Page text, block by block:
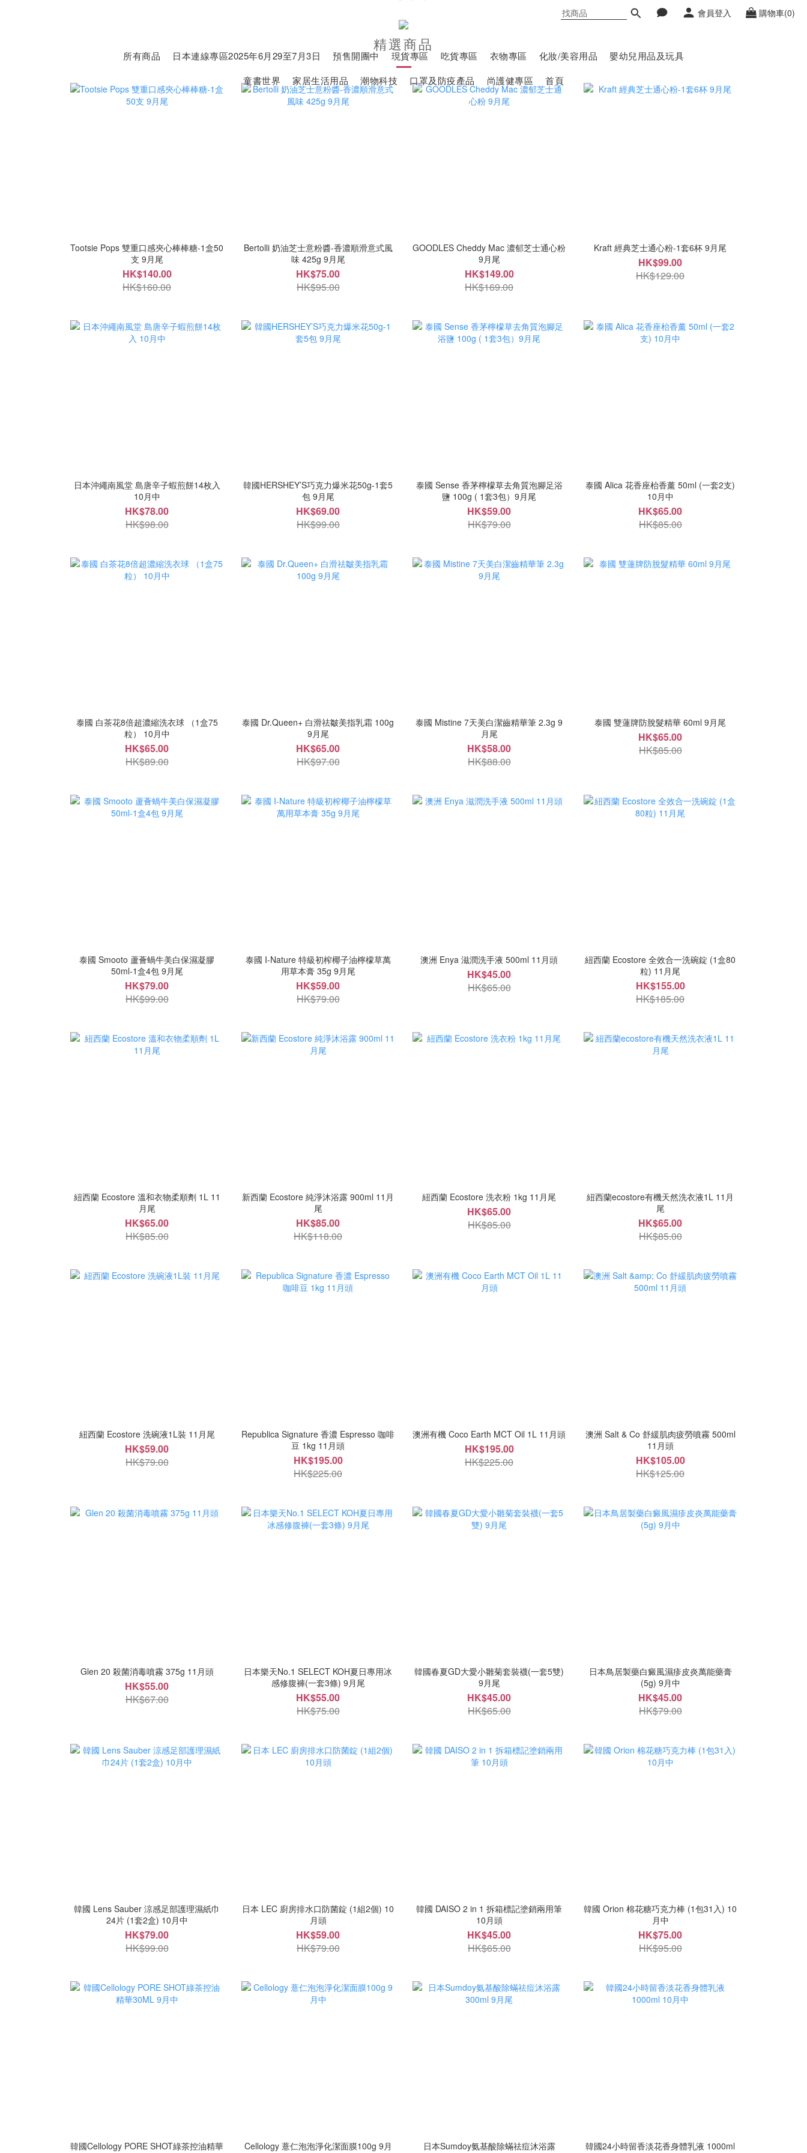
會員登入 購物車(0)
所有商品 日本連線專區2025年6月29至7月3日 預售開團中 現貨專區 吃貨專區 衣物專區 化妝/美容用品
嬰幼兒用品及玩具
童書世界
家居生活用品 潮物科技 口罩及防疫產品 尚護健專區 首頁
精選商品
Tootsie Pops 雙重口感夾心棒棒糖-1盒50
支 9月尾
HK$140.00
HK$160.00
Bertolli 奶油芝士意粉醬-香濃順滑意式風
味 425g 9月尾
HK$75.00
HK$95.00
GOODLES Cheddy Mac 濃郁芝士通心粉
9月尾
HK$149.00
HK$169.00
Kraft 經典芝士通心粉-1套6杯 9月尾
HK$99.00
HK$129.00
日本沖繩南風堂 島唐辛子蝦煎餅14枚入
10月中
HK$78.00
HK$98.00
韓國HERSHEY’S巧克力爆米花50g-1套5
包 9月尾
HK$69.00
HK$99.00
泰國 Sense 香茅檸檬草去角質泡腳足浴
鹽 100g ( 1套3包）9月尾
HK$59.00
HK$79.00
泰國 Alica 花香座枱香薰 50ml (一套2支)
10月中
HK$65.00
HK$85.00
泰國 白茶花8倍超濃縮洗衣球 （1盒75
粒） 10月中
HK$65.00
HK$89.00
泰國 Dr.Queen+ 白滑祛皺美指乳霜 100g
9月尾
HK$65.00
HK$97.00
泰國 Mistine 7天美白潔齒精華筆 2.3g 9
月尾
HK$58.00
HK$88.00
泰國 雙蓮牌防脫髮精華 60ml 9月尾
HK$65.00
HK$85.00
泰國 Smooto 蘆薈蝸牛美白保濕凝膠
50ml-1盒4包 9月尾
HK$79.00
HK$99.00
泰國 I-Nature 特級初榨椰子油檸檬草萬
用草本膏 35g 9月尾
HK$59.00
HK$79.00
澳洲 Enya 滋潤洗手液 500ml 11月頭
HK$45.00
HK$65.00
紐西蘭 Ecostore 全效合一洗碗錠 (1盒80
粒) 11月尾
HK$155.00
HK$185.00
紐西蘭 Ecostore 溫和衣物柔順劑 1L 11
月尾
HK$65.00
HK$85.00
新西蘭 Ecostore 純淨沐浴露 900ml 11月
尾
HK$85.00
HK$118.00
紐西蘭 Ecostore 洗衣粉 1kg 11月尾
HK$65.00
HK$85.00
紐西蘭ecostore有機天然洗衣液1L 11月
尾
HK$65.00
HK$85.00
紐西蘭 Ecostore 洗碗液1L裝 11月尾
HK$59.00
HK$79.00
Republica Signature 香濃 Espresso 咖啡
豆 1kg 11月頭
HK$195.00
HK$225.00
澳洲有機 Coco Earth MCT Oil 1L 11月頭
HK$195.00
HK$225.00
澳洲 Salt & Co 舒緩肌肉疲勞噴霧 500ml
11月頭
HK$105.00
HK$125.00
Glen 20 殺菌消毒噴霧 375g 11月頭
HK$55.00
HK$67.00
日本樂天No.1 SELECT KOH夏日專用冰
感修腹褲(一套3條) 9月尾
HK$55.00
HK$75.00
韓國春夏GD大愛小雛菊套裝襪(一套5雙)
9月尾
HK$45.00
HK$65.00
日本鳥居製藥白癜風濕疹皮炎萬能藥膏
(5g) 9月中
HK$45.00
HK$79.00
韓國 Lens Sauber 涼感足部護理濕紙巾
24片 (1套2盒) 10月中
HK$79.00
HK$99.00
日本 LEC 廚房排水口防菌錠 (1組2個) 10
月頭
HK$59.00
HK$79.00
韓國 DAISO 2 in 1 拆箱標記塗銷兩用筆
10月頭
HK$45.00
HK$65.00
韓國 Orion 棉花糖巧克力棒 (1包31入) 10
月中
HK$75.00
HK$95.00
韓國Cellology PORE SHOT綠茶控油精華
Cellology 薏仁泡泡淨化潔面膜100g 9月
日本Sumdoy氨基酸除蟎祛痘沐浴露
韓國24小時留香淡花香身體乳液 1000ml